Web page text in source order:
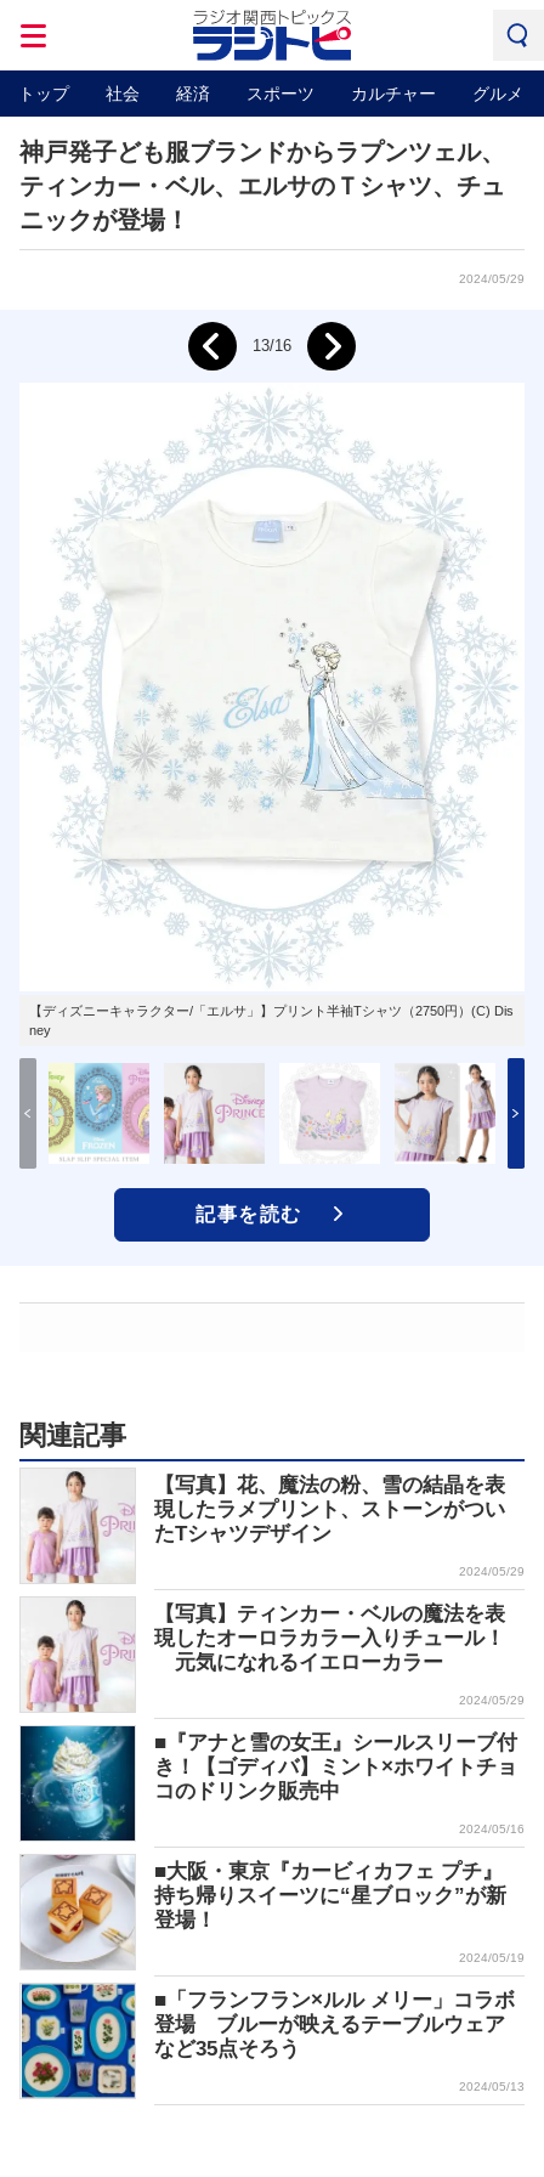
トップ 社会 経済 スポーツ カルチャー グルメ
神戸発子ども服ブランドからラプンツェル、
ティンカー・ベル、エルサのＴシャツ、チュ
ニックが登場！
2024/05/29
【ディズニーキャラクター/「エルサ」】プリント半袖Tシャツ（2750円）(C) Dis
ney
Prev 13/16 Next
記事を読む
関連記事
【写真】花、魔法の粉、雪の結晶を表
現したラメプリント、ストーンがつい
たTシャツデザイン
2024/05/29
【写真】ティンカー・ベルの魔法を表
現したオーロラカラー入りチュール！
元気になれるイエローカラー
2024/05/29
■『アナと雪の女王』シールスリーブ付
き！【ゴディバ】ミント×ホワイトチョ
コのドリンク販売中
2024/05/16
■大阪・東京『カービィカフェ プチ』
持ち帰りスイーツに“星ブロック”が新
登場！
2024/05/19
■「フランフラン×ルル メリー」コラボ
登場 ブルーが映えるテーブルウェア
など35点そろう
2024/05/13